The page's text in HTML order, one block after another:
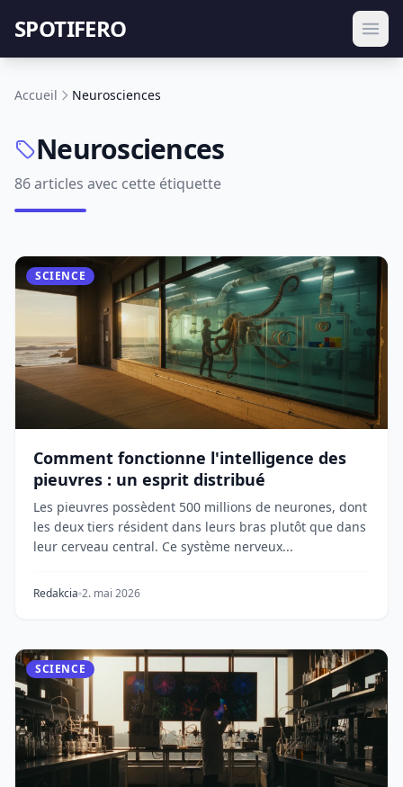
SPOTIFERO
Accueil Neurosciences
Neurosciences
86 articles avec cette étiquette
SCIENCE
Comment fonctionne l'intelligence des
pieuvres : un esprit distribué
Les pieuvres possèdent 500 millions de neurones, dont
les deux tiers résident dans leurs bras plutôt que dans
leur cerveau central. Ce système nerveux...
Redakcia 2. mai 2026
SCIENCE